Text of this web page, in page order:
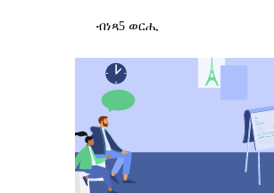
ብነጻ5 ወርሒ